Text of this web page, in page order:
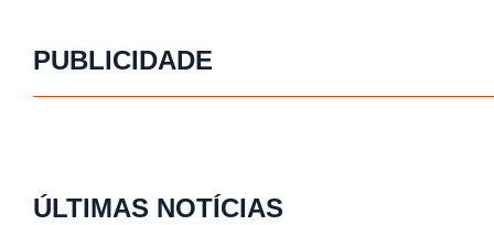
PUBLICIDADE
ÚLTIMAS NOTÍCIAS